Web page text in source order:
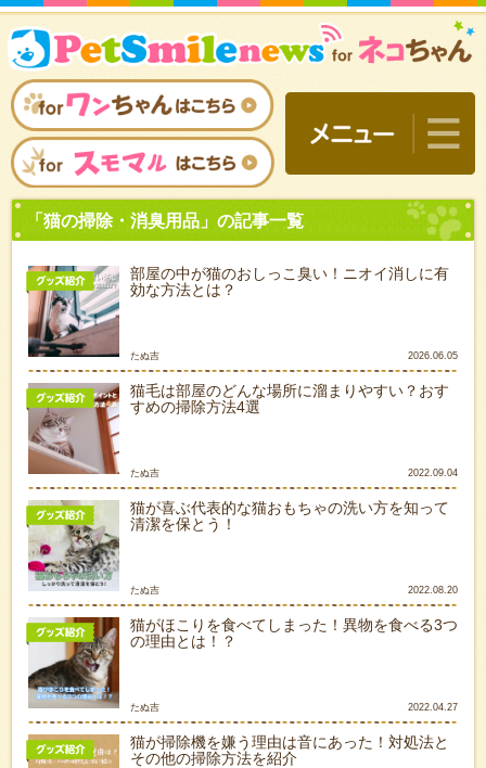
「猫の掃除・消臭用品」の
部屋の中が猫のおしっこ臭い！ニオイ消しに有
効な方法とは？
たぬ吉 2026.06.05
猫毛は部屋のどんな場所に溜まりやすい？おす
すめの掃除方法4選
たぬ吉 2022.09.04
猫が喜ぶ代表的な猫おもちゃの洗い方を知って
清潔を保とう！
たぬ吉 2022.08.20
猫がほこりを食べてしまった！異物を食べる3つ
の理由とは！？
たぬ吉 2022.04.27
猫が掃除機を嫌う理由は音にあった！対処法と
その他の掃除方法を紹介